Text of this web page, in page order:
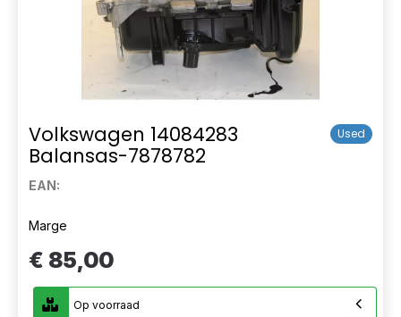
Volkswagen 14084283
Balansas-7878782
Used
EAN:
Marge
€ 85,00
Op voorraad